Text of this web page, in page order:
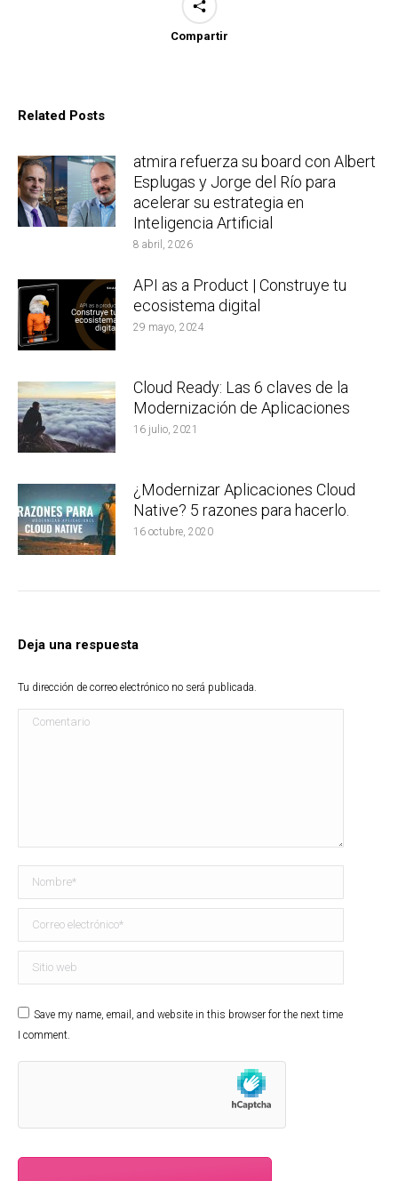
Compartir
Related Posts
atmira refuerza su board con Albert
Esplugas y Jorge del Río para
acelerar su estrategia en
Inteligencia Artificial
8 abril, 2026
API as a Product | Construye tu
ecosistema digital
29 mayo, 2024
Cloud Ready: Las 6 claves de la
Modernización de Aplicaciones
16 julio, 2021
¿Modernizar Aplicaciones Cloud
Native? 5 razones para hacerlo.
16 octubre, 2020
Deja una respuesta
Tu dirección de correo electrónico no será publicada.
Comentario
Nombre *
Correo electrónico *
Sitio web
Save my name, email, and website in this browser for the next time
I comment.